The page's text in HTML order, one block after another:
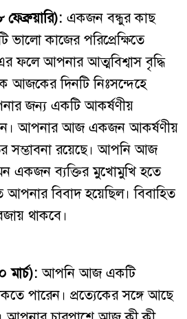
একজন বন্ধুর কাছ
কাজের পরিপ্রেক্ষিতে
ফলে আপনার আত্মবিশ্বাস বৃদ্ধি
আজকের দিনটি নিঃসন্দেহে
জন্য একটি আকর্ষণীয়
আপনার আজ একজন আকর্ষণীয়
সম্ভাবনা রয়েছে। আপনি আজ
একজন ব্যক্তির মুখোমুখি হতে
আপনার বিবাদ হয়েছিল। বিবাহিত
থাকবে।
মার্চ): আপনি আজ একটি
পারেন। প্রত্যেকের সঙ্গে আছে